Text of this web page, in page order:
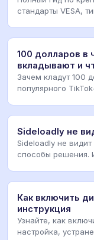
стандарты VESA,
100 долларов в
вкладывают и
Зачем кладут 100
популярного
Sideloadly не
Sideloadly не
способы решения.
Как включить
инструкция
Узнайте, как
настройка,